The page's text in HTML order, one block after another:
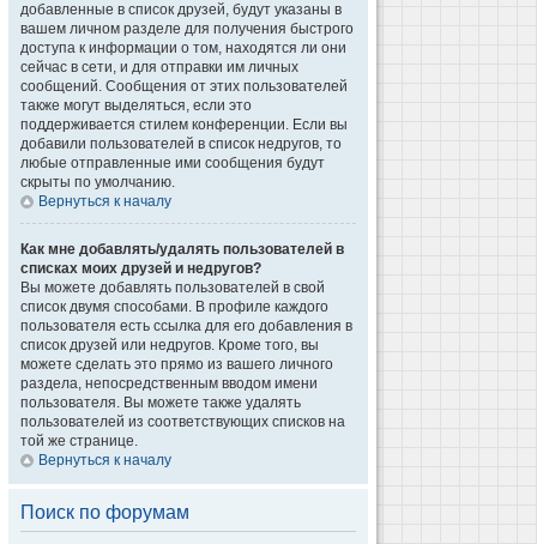
добавленные в список друзей, будут указаны в
вашем личном разделе для получения быстрого
доступа к информации о том, находятся ли они
сейчас в сети, и для отправки им личных
сообщений. Сообщения от этих пользователей
также могут выделяться, если это
поддерживается стилем конференции. Если вы
добавили пользователей в список недругов, то
любые отправленные ими сообщения будут
скрыты по умолчанию.
Вернуться к началу
Как мне добавлять/удалять пользователей в
списках моих друзей и недругов?
Вы можете добавлять пользователей в свой
список двумя способами. В профиле каждого
пользователя есть ссылка для его добавления в
список друзей или недругов. Кроме того, вы
можете сделать это прямо из вашего личного
раздела, непосредственным вводом имени
пользователя. Вы можете также удалять
пользователей из соответствующих списков на
той же странице.
Вернуться к началу
Поиск по форумам